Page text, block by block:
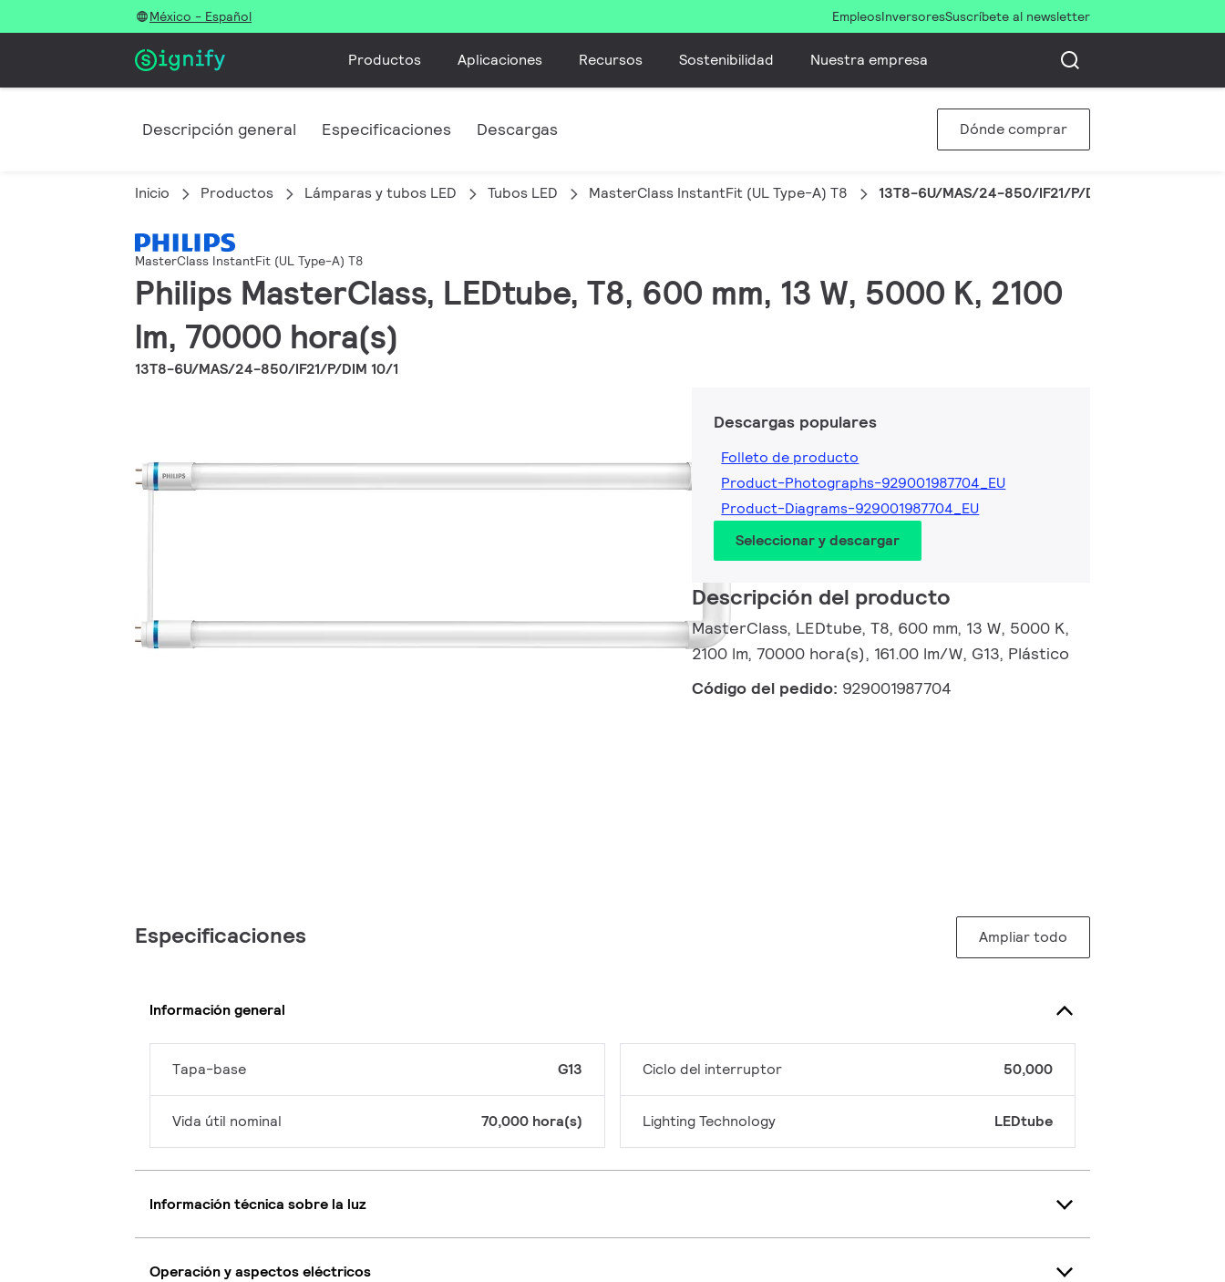
México - Español EmpleosInversoresSuscríbete al newsletter
Productos Aplicaciones Recursos Sostenibilidad Nuestra empresa
Descripción general Especificaciones Descargas Dónde comprar
Inicio Productos Lámparas y tubos LED Tubos LED MasterClass InstantFit (UL Type-A) T8 13T8-6U/MAS/24-850/IF21/P/DIM 10/1
MasterClass InstantFit (UL Type-A) T8
Philips MasterClass, LEDtube, T8, 600 mm, 13 W, 5000 K, 2100
lm, 70000 hora(s)
13T8-6U/MAS/24-850/IF21/P/DIM 10/1
Descargas populares
Folleto de producto
Product-Photographs-929001987704_EU
Product-Diagrams-929001987704_EU
Seleccionar y descargar
Descripción del producto
MasterClass, LEDtube, T8, 600 mm, 13 W, 5000 K,
2100 lm, 70000 hora(s), 161.00 lm/W, G13, Plástico
Código del pedido: 929001987704
Especificaciones Ampliar todo
Información general
Tapa-base G13
Vida útil nominal 70,000 hora(s)
Ciclo del interruptor 50,000
Lighting Technology LEDtube
Información técnica sobre la luz
Operación y aspectos eléctricos